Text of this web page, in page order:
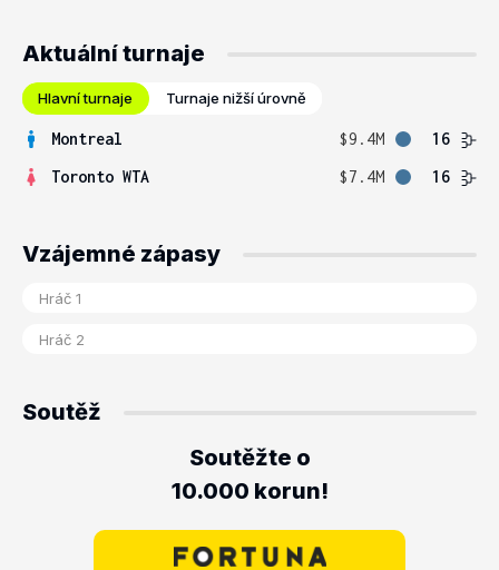
Aktuální turnaje
Hlavní turnaje Turnaje nižší úrovně
Montreal $9.4M
16
Toronto WTA
$7.4M 16
Vzájemné zápasy
Soutěž
Soutěžte o
10.000 korun!